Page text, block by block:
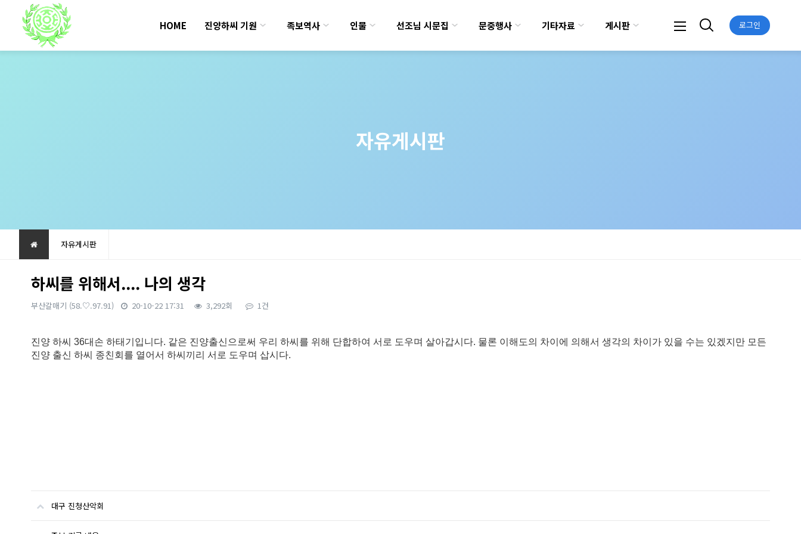
로그인
HOME 진양하씨 기원 족보역사 인물 선조님 시문집 문중행사 기타자료 게시판
자유게시판
자유게시판
하씨를 위해서.... 나의 생각
부산갈매기 (58.♡.97.91) 20-10-22 17:31 3,292회 1건
본문
진양 하씨 36대손 하태기입니다. 같은 진양출신으로써 우리 하씨를 위해 단합하여 서로 도우며 살아갑시다. 물론 이해도의 차이에 의해서 생각의 차이가 있을 수는 있겠지만 모든
진양 출신 하씨 종친회를 열어서 하씨끼리 서로 도우며 삽시다.
대구 진청산악회